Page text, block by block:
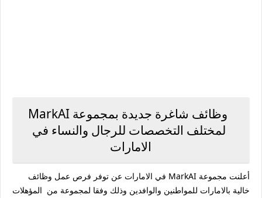
وظائف شاغرة جديدة بمجموعة MarkAI
لمختلف التخصصات للرجال والنساء في
الامارات
أعلنت مجموعة MarkAI في الامارات عن توفر فرص عمل وظائف
خالية بالامارات للمواطنين والوافدين وذلك وفقا لمجموعة من المؤهلات